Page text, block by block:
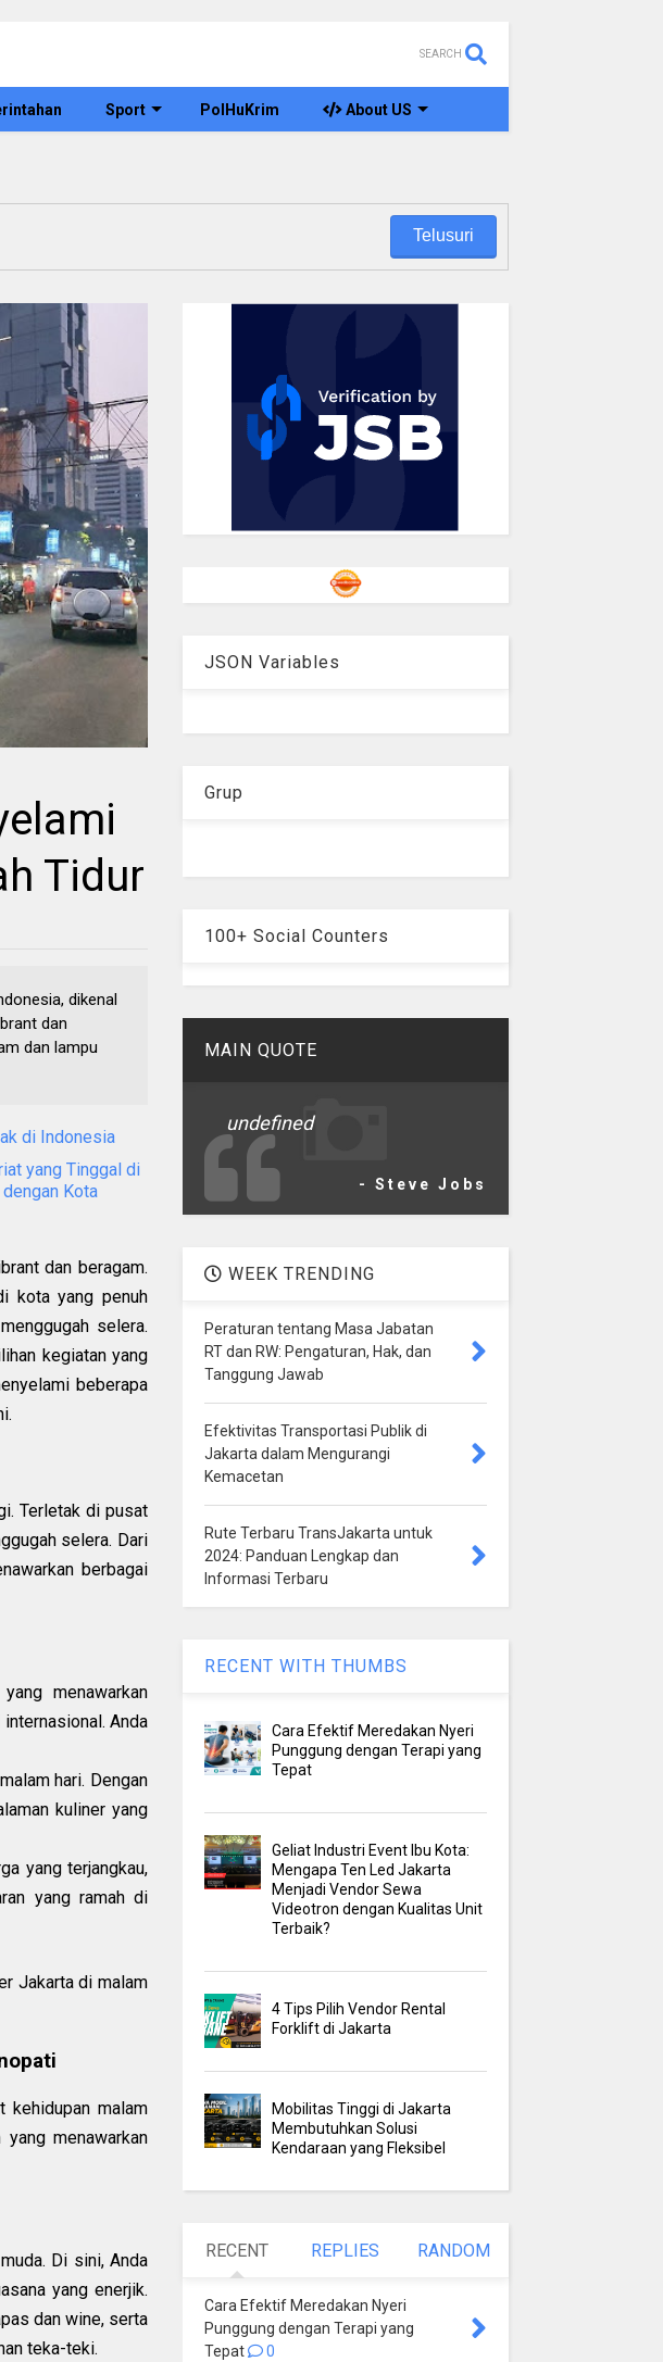
SEARCH
Sport PolHuKrim About US
Tidur
dikenal
dan
dan lampu
di Indonesia
yang Tinggal di
Kota
dan beragam.
kota yang penuh
selera.
kegiatan yang
beberapa
Terletak di pusat
selera. Dari
berbagai
menawarkan
Anda
hari. Dengan
kuliner yang
yang terjangkau,
yang ramah di
Jakarta di malam
kehidupan malam
menawarkan
Di sini, Anda
yang enerjik.
dan wine, serta
teka-teki.
JSON Variables
Grup
100+ Social Counters
MAIN QUOTE
undefined
- Steve Jobs
WEEK TRENDING
Peraturan tentang Masa Jabatan
RT dan RW: Pengaturan, Hak, dan
Tanggung Jawab
Efektivitas Transportasi Publik di
Jakarta dalam Mengurangi
Kemacetan
Rute Terbaru TransJakarta untuk
2024: Panduan Lengkap dan
Informasi Terbaru
RECENT WITH THUMBS
Cara Efektif Meredakan Nyeri
Punggung dengan Terapi yang
Tepat
Geliat Industri Event Ibu Kota:
Mengapa Ten Led Jakarta
Menjadi Vendor Sewa
Videotron dengan Kualitas Unit
Terbaik?
4 Tips Pilih Vendor Rental
Forklift di Jakarta
Mobilitas Tinggi di Jakarta
Membutuhkan Solusi
Kendaraan yang Fleksibel
RECENT REPLIES RANDOM
Cara Efektif Meredakan Nyeri
Punggung dengan Terapi yang
Tepat
0